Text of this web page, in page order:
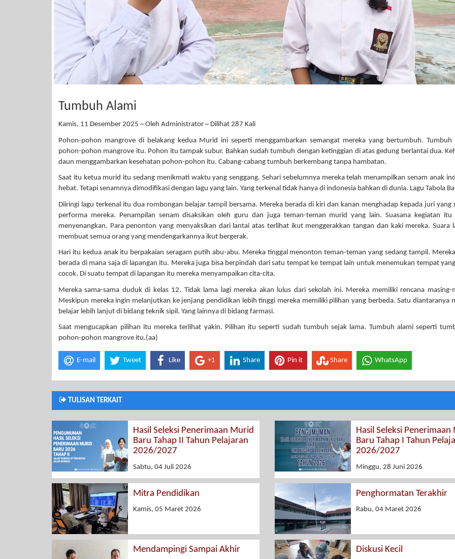
Tumbuh Alami
Kamis, 11 Desember 2025 ~ Oleh Administrator ~ Dilihat 287 Kali
Pohon-pohon mangrove di belakang kedua Murid ini seperti menggambarkan semangat mereka yang bertumbuh. Tumbuh
pohon-pohon mangrove itu. Pohon itu tampak subur. Bahkan sudah tumbuh dengan ketinggian di atas gedung berlantai dua.
daun menggambarkan kesehatan pohon-pohon itu. Cabang-cabang tumbuh berkembang tanpa hambatan.
Saat itu ketua murid itu sedang menikmati waktu yang senggang. Sehari sebelumnya mereka telah menampilkan senam anak
hebat. Tetapi senamnya dimodifikasi dengan lagu yang lain. Yang terkenal tidak hanya di indonesia bahkan di dunia. Lagu Tabola
Diiringi lagu terkenal itu dua rombongan belajar tampil bersama. Mereka berada di kiri dan kanan menghadap kepada juri yang
performa mereka. Penampilan senam disaksikan oleh guru dan juga teman-teman murid yang lain. Suasana kegiatan itu
menyenangkan. Para penonton yang menyaksikan dari lantai atas terlihat ikut menggerakkan tangan dan kaki mereka. Suara
membuat semua orang yang mendengarkannya ikut bergerak.
Hari itu kedua anak itu berpakaian seragam putih abu-abu. Mereka tinggal menonton teman-teman yang sedang tampil.
berada di mana saja di lapangan itu. Mereka juga bisa berpindah dari satu tempat ke tempat lain untuk menemukan tempat
cocok. Di suatu tempat di lapangan itu mereka menyampaikan cita-cita.
Mereka sama-sama duduk di kelas 12. Tidak lama lagi mereka akan lulus dari sekolah ini. Mereka memiliki rencana masing-
Meskipun mereka ingin melanjutkan ke jenjang pendidikan lebih tinggi mereka memiliki pilihan yang berbeda. Satu diantaranya
belajar lebih lanjut di bidang teknik sipil. Yang lainnya di bidang farmasi.
Saat mengucapkan pilihan itu mereka terlihat yakin. Pilihan itu seperti sudah tumbuh sejak lama. Tumbuh alami seperti
pohon-pohon mangrove itu.(aa)
E-mail Tweet Like +1 Share Pin it Share WhatsApp
TULISAN TERKAIT
Hasil Seleksi Penerimaan Murid
Baru Tahap II Tahun Pelajaran
2026/2027
Sabtu, 04 Juli 2026
Hasil Seleksi Penerimaan
Baru Tahap I Tahun
2026/2027
Minggu, 28 Juni 2026
Mitra Pendidikan
Kamis, 05 Maret 2026
Penghormatan Terakhir
Rabu, 04 Maret 2026
Mendampingi Sampai Akhir Diskusi Kecil